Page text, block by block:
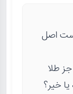
پیوست اصل
طلا
خیر؟